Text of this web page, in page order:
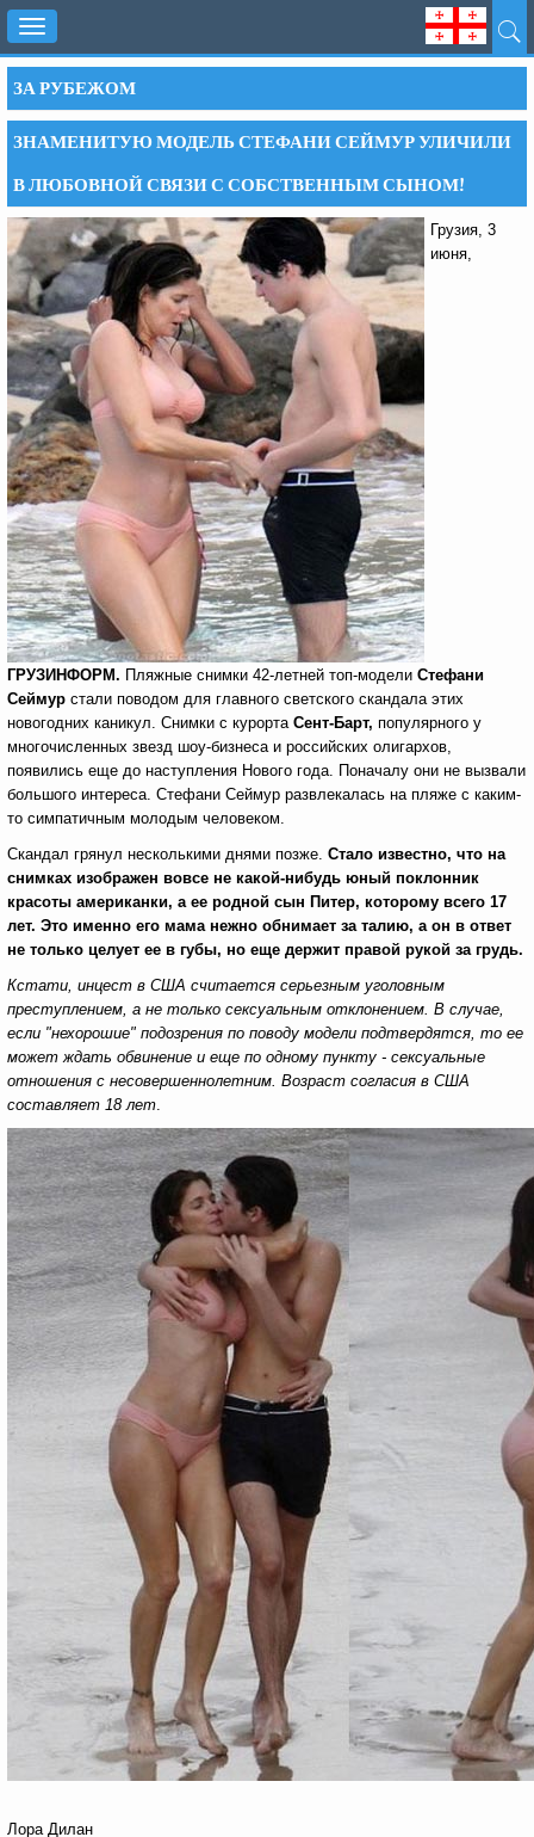
Toggle
navigation
ЗА РУБЕЖОМ
ЗНАМЕНИТУЮ МОДЕЛЬ СТЕФАНИ СЕЙМУР УЛИЧИЛИ
В ЛЮБОВНОЙ СВЯЗИ С СОБСТВЕННЫМ СЫНОМ!
Грузия, 3
июня,
ГРУЗИНФОРМ. Пляжные снимки 42-летней топ-модели Стефани
Сеймур стали поводом для главного светского скандала этих
новогодних каникул. Снимки с курорта Сент-Барт, популярного у
многочисленных звезд шоу-бизнеса и российских олигархов,
появились еще до наступления Нового года. Поначалу они не вызвали
большого интереса. Стефани Сеймур развлекалась на пляже с каким-
то симпатичным молодым человеком.
Скандал грянул несколькими днями позже. Стало известно, что на
снимках изображен вовсе не какой-нибудь юный поклонник
красоты американки, а ее родной сын Питер, которому всего 17
лет. Это именно его мама нежно обнимает за талию, а он в ответ
не только целует ее в губы, но еще держит правой рукой за грудь.
Кстати, инцест в США считается серьезным уголовным
преступлением, а не только сексуальным отклонением. В случае,
если "нехорошие" подозрения по поводу модели подтвердятся, то ее
может ждать обвинение и еще по одному пункту - сексуальные
отношения с несовершеннолетним. Возраст согласия в США
составляет 18 лет.
Лора Дилан